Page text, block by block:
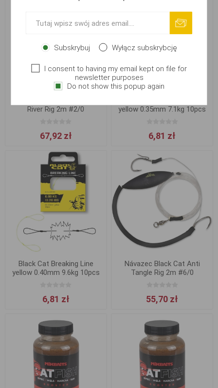
River Rig 2m #2/0
67,92 zł
yellow 0.35mm 7.1kg 10pcs
6,81 zł
Black Cat Breaking Line
yellow 0.40mm 9.6kg 10pcs
6,81 zł
Návazec Black Cat Anti
Tangle Rig 2m #6/0
55,70 zł
Subskrybuj Wyłącz subskrybcję
I consent to having my email kept on file for
newsletter purposes
Do not show this popup again